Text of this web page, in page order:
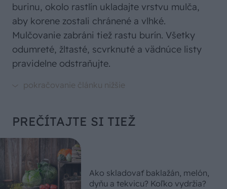
burinu, okolo rastlín ukladajte vrstvu mulča,
aby korene zostali chránené a vlhké.
Mulčovanie zabráni tiež rastu burín. Všetky
odumreté, žltasté, scvrknuté a vädnúce listy
pravidelne odstraňujte.
PREČÍTAJTE SI TIEŽ
Ako skladovať baklažán, melón,
dyňu a tekvicu? Koľko vydržia?